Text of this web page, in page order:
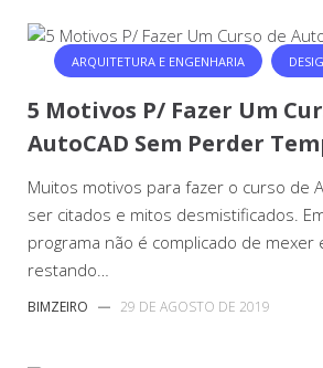
ARQUITETURA E ENGENHARIA
5 Motivos P/ Fazer Um
AutoCAD Sem Perder
Muitos motivos para fazer o curso de
ser citados e mitos desmistificados.
programa não é complicado de mexer
restando…
BIMZEIRO — 29 DE AGOSTO DE 2019